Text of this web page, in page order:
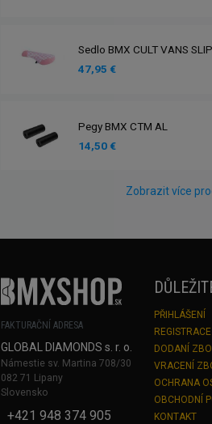
Sedlo BMX CULT VANS
47,95 €
Pegy BMX CTM AL
14,50 €
Zobrazit více
FAKTURAČNÍ ADRESA
GLOBAL DIAMONDS s. r. o.
Námestie sv. Martina 708/30
082 71 Lipany
Slovensko
+421 948 374 905
PŘIHLÁŠENÍ
REGISTRACE
DODANÍ
VRACENÍ
OCHRANA
OBCHODNÍ
KONTAKT